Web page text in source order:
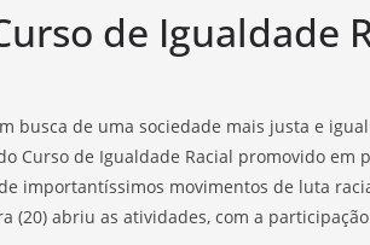
de Igualdade
busca de uma sociedade mais justa e
Curso de Igualdade Racial promovido em
importantíssimos movimentos de luta
(20) abriu as atividades, com a